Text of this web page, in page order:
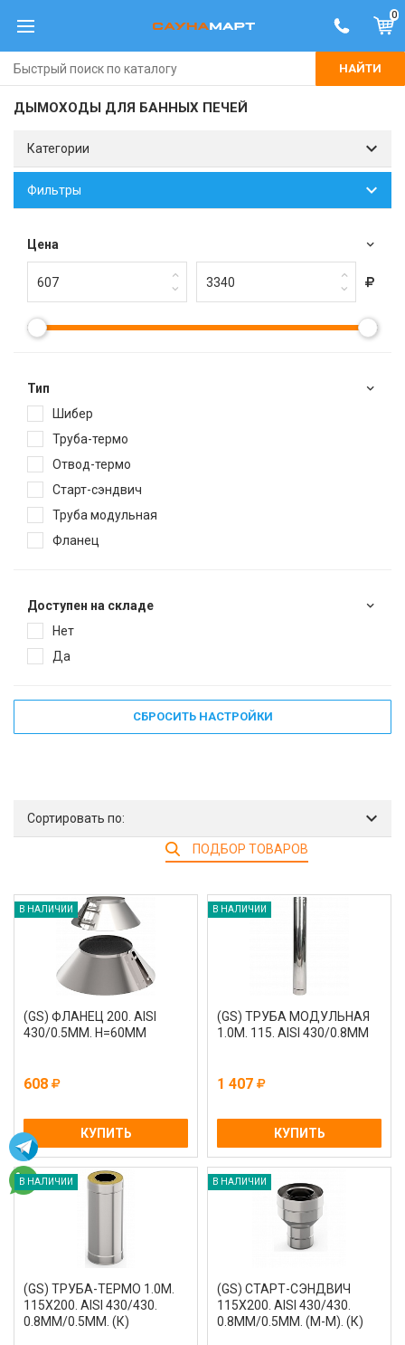
0
НАЙТИ
ДЫМОХОДЫ ДЛЯ БАННЫХ ПЕЧЕЙ
Категории
Фильтры
Цена
Тип
Шибер
Труба-термо
Отвод-термо
Старт-сэндвич
Труба модульная
Фланец
Доступен на складе
Нет
Да
СБРОСИТЬ НАСТРОЙКИ
Сортировать по:
ПОДБОР ТОВАРОВ
В НАЛИЧИИ
(GS) ФЛАНЕЦ 200. AISI
430/0.5ММ. H=60ММ
608
КУПИТЬ
В НАЛИЧИИ
(GS) ТРУБА МОДУЛЬНАЯ
1.0М. 115. AISI 430/0.8ММ
1 407
КУПИТЬ
В НАЛИЧИИ
(GS) ТРУБА-ТЕРМО 1.0М.
115Х200. AISI 430/430.
0.8ММ/0.5ММ. (К)
В НАЛИЧИИ
(GS) СТАРТ-СЭНДВИЧ
115Х200. AISI 430/430.
0.8ММ/0.5ММ. (М-М). (К)